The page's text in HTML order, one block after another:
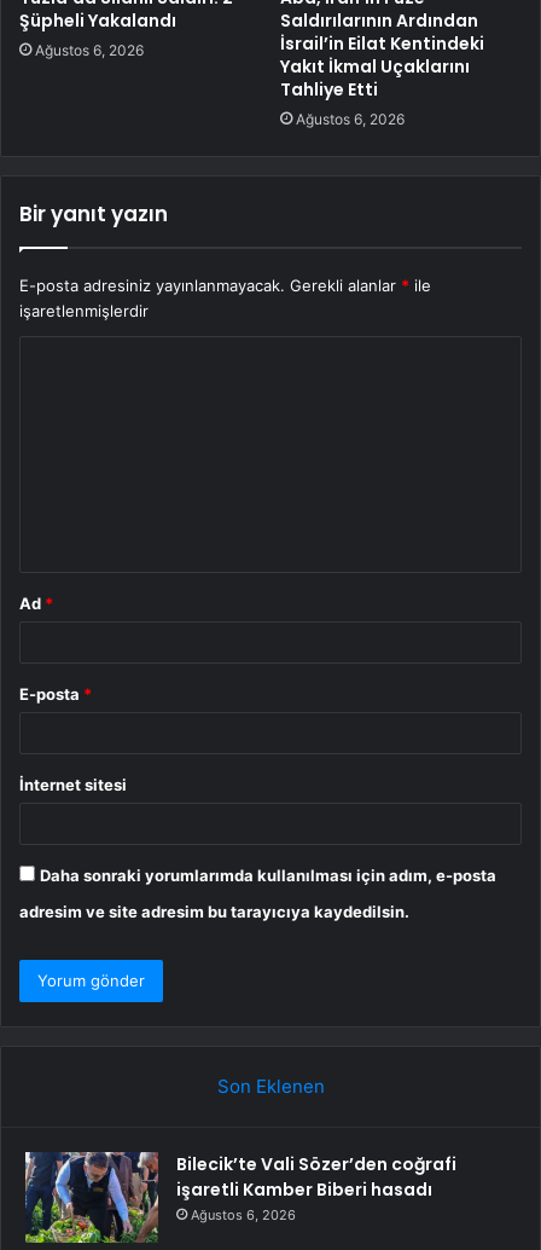
Şüpheli Yakalandı
Ağustos 6, 2026
Saldırılarının Ardından
İsrail’in Eilat Kentindeki
Yakıt İkmal Uçaklarını
Tahliye Etti
Ağustos 6, 2026
Bir yanıt yazın
E-posta adresiniz yayınlanmayacak. Gerekli alanlar * ile
işaretlenmişlerdir
Ad *
E-posta *
İnternet sitesi
Daha sonraki yorumlarımda kullanılması için adım, e-posta
adresim ve site adresim bu tarayıcıya kaydedilsin.
Son Eklenen
Bilecik’te Vali Sözer’den coğrafi
işaretli Kamber Biberi hasadı
Ağustos 6, 2026